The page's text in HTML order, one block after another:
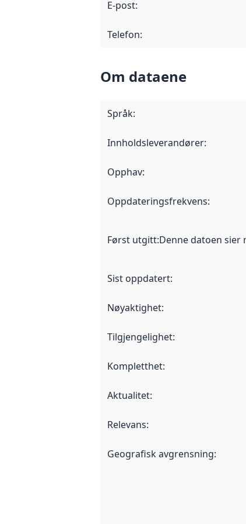
E-post:
Telefon:
Om dataene
Språk:
Innholdsleverandører:
Opphav:
Oppdateringsfrekvens:
Først utgitt:Denne datoen sier
Sist oppdatert:
Nøyaktighet:
Tilgjengelighet:
Kompletthet:
Aktualitet:
Relevans:
Geografisk avgrensning: